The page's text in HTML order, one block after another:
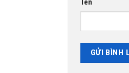
Tên